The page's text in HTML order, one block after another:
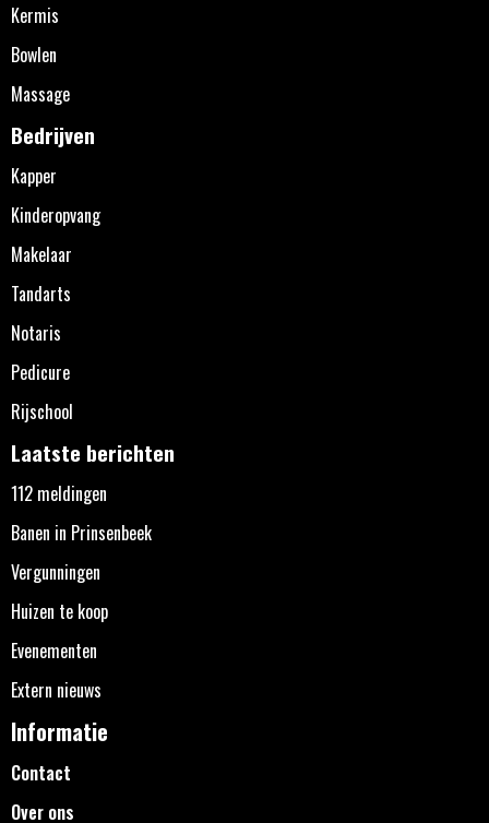
Kermis
Bowlen
Massage
Bedrijven
Kapper
Kinderopvang
Makelaar
Tandarts
Notaris
Pedicure
Rijschool
Laatste berichten
112 meldingen
Banen in Prinsenbeek
Vergunningen
Huizen te koop
Evenementen
Extern nieuws
Informatie
Contact
Over ons